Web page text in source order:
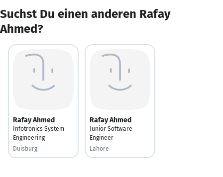
Suchst Du einen anderen Rafay
Ahmed?
Rafay Ahmed
Infotronics System
Engineering
Duisburg
Rafay Ahmed
Junior Software
Engineer
Lahore